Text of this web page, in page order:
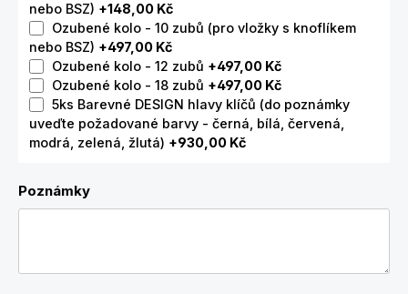
nebo BSZ) +148,00 Kč
Ozubené kolo - 10 zubů (pro vložky s knoflíkem
nebo BSZ) +497,00 Kč
Ozubené kolo - 12 zubů +497,00 Kč
Ozubené kolo - 18 zubů +497,00 Kč
5ks Barevné DESIGN hlavy klíčů (do poznámky
uveďte požadované barvy - černá, bílá, červená,
modrá, zelená, žlutá) +930,00 Kč
Poznámky